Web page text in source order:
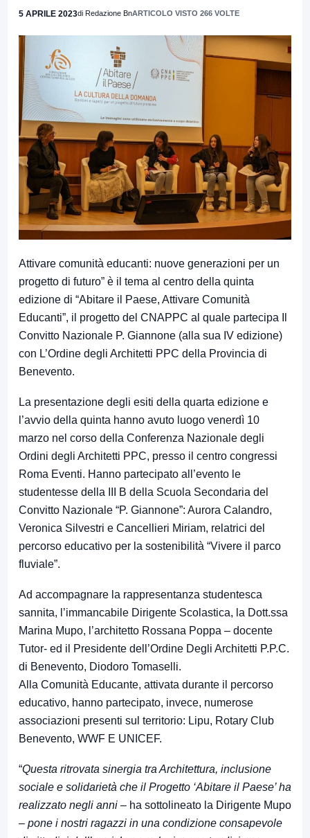
5 APRILE 2023di Redazione BnARTICOLO VISTO 266 VOLTE
Attivare comunità educanti: nuove generazioni per un
progetto di futuro” è il tema al centro della quinta
edizione di “Abitare il Paese, Attivare Comunità
Educanti”, il progetto del CNAPPC al quale partecipa Il
Convitto Nazionale P. Giannone (alla sua IV edizione)
con L’Ordine degli Architetti PPC della Provincia di
Benevento.
La presentazione degli esiti della quarta edizione e
l’avvio della quinta hanno avuto luogo venerdì 10
marzo nel corso della Conferenza Nazionale degli
Ordini degli Architetti PPC, presso il centro congressi
Roma Eventi. Hanno partecipato all’evento le
studentesse della III B della Scuola Secondaria del
Convitto Nazionale “P. Giannone”: Aurora Calandro,
Veronica Silvestri e Cancellieri Miriam, relatrici del
percorso educativo per la sostenibilità “Vivere il parco
fluviale”.
Ad accompagnare la rappresentanza studentesca
sannita, l’immancabile Dirigente Scolastica, la Dott.ssa
Marina Mupo, l’architetto Rossana Poppa – docente
Tutor- ed il Presidente dell’Ordine Degli Architetti P.P.C.
di Benevento, Diodoro Tomaselli.
Alla Comunità Educante, attivata durante il percorso
educativo, hanno partecipato, invece, numerose
associazioni presenti sul territorio: Lipu, Rotary Club
Benevento, WWF E UNICEF.
“Questa ritrovata sinergia tra Architettura, inclusione
sociale e solidarietà che il Progetto ‘Abitare il Paese’ ha
realizzato negli anni – ha sottolineato la Dirigente Mupo
– pone i nostri ragazzi in una condizione consapevole